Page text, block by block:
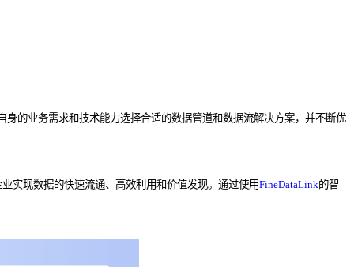
的业务需求和技术能力选择合适的数据管道和数据流解决方案，并不断优
实现数据的快速流通、高效利用和价值发现。通过使用FineDataLink的智